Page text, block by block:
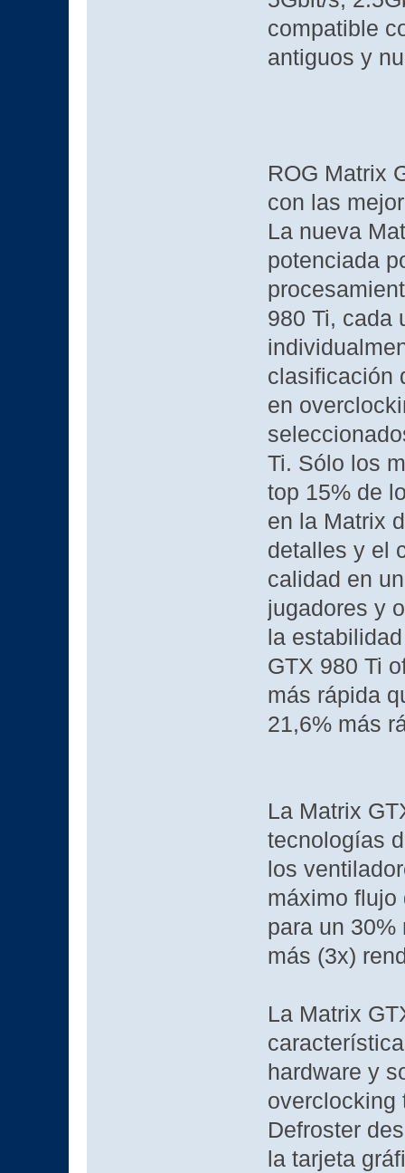
compatible
antiguos y
ROG Matrix
con las
La nueva
potenciada
980 Ti, cada
clasificación
en
Ti. Sólo los
top 15% de
en la Matrix
detalles y el
calidad en
jugadores y
la
GTX 980 Ti
más rápida
21,6% más
La Matrix
tecnologías
los
máximo flujo
para un 30%
más (3x)
La Matrix
hardware y
overclocking
Defroster
la tarjeta